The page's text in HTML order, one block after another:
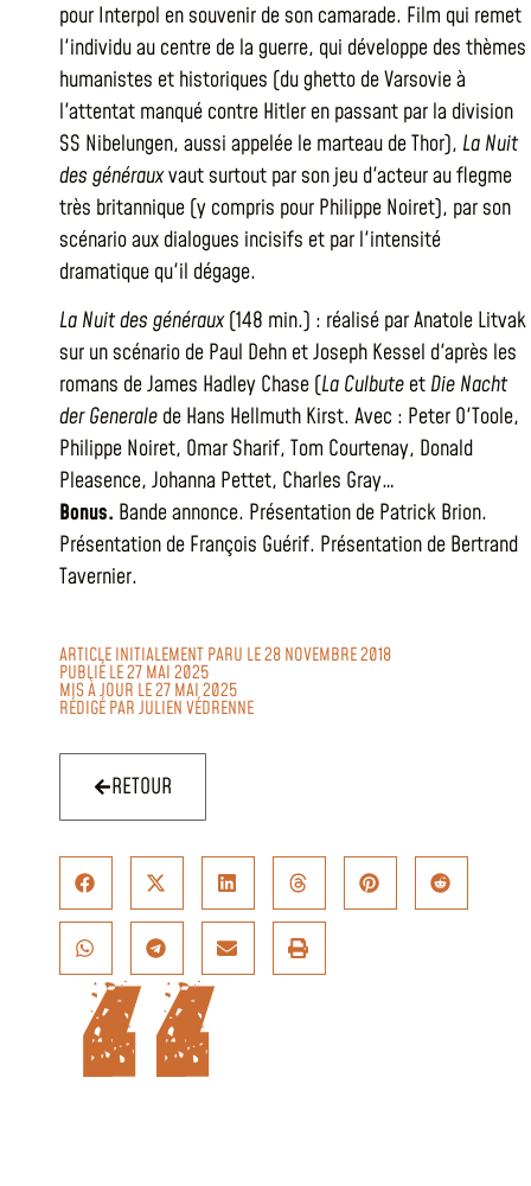
pour Interpol en souvenir de son camarade. Film qui remet
l'individu au centre de la guerre, qui développe des thèmes
humanistes et historiques (du ghetto de Varsovie à
l'attentat manqué contre Hitler en passant par la division
SS Nibelungen, aussi appelée le marteau de Thor), La Nuit
des générauxvaut surtout par son jeu d'acteur au flegme
très britannique (y compris pour Philippe Noiret), par son
scénario aux dialogues incisifs et par l'intensité
dramatique qu'il dégage.
La Nuit des généraux(148 min.) : réalisé par Anatole Litvak
sur un scénario de Paul Dehn et Joseph Kessel d'après les
romans de James Hadley Chase (La Culbute et Die Nacht
der Generale de Hans Hellmuth Kirst. Avec : Peter O'Toole,
Philippe Noiret, Omar Sharif, Tom Courtenay, Donald
Pleasence, Johanna Pettet, Charles Gray…
Bonus. Bande annonce. Présentation de Patrick Brion.
Présentation de François Guérif. Présentation de Bertrand
Tavernier.
ARTICLE INITIALEMENT PARU LE 28 NOVEMBRE 2018
PUBLIÉ LE 27 MAI 2025
MIS À JOUR LE 27 MAI 2025
RÉDIGÉ PARJULIEN VÉDRENNE
RETOUR